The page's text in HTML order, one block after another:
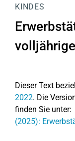
KINDES
Dieser Text
2022. Die
finden Sie unter:
(2025):